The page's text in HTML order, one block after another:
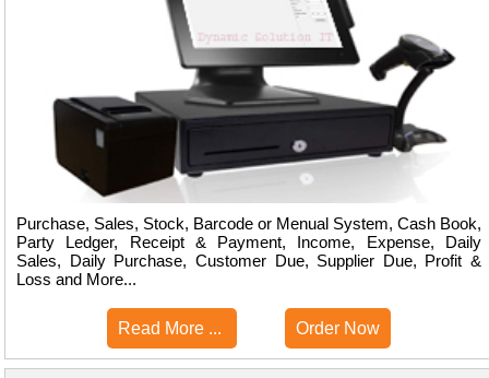
Purchase, Sales, Stock, Barcode or Menual System, Cash Book,
Party Ledger, Receipt & Payment, Income, Expense, Daily
Sales, Daily Purchase, Customer Due, Supplier Due, Profit &
Loss and More...
Read More ... Order Now